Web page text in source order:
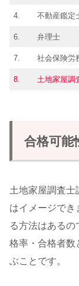
4. 不動産鑑定
6. 弁理士
7. 社会保険労
8. 土地家屋調
合格可能
土地家屋調査士
はイメージでき
る方法はある
格率・合格者数
ぶことです。